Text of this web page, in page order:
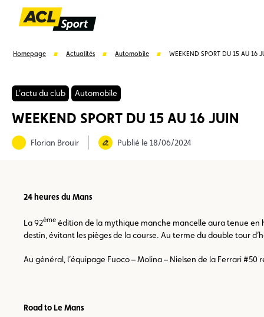
Suggestions
Homepage Actualités Automobile WEEKEND SPORT DU 15 AU 16
L'actu du club Automobile
WEEKEND SPORT DU 15 AU 16 JUIN
Florian Brouir Publié le 18/06/2024
24 heures du Mans
La 92ème édition de la mythique manche mancelle aura tenue en
destin, évitant les pièges de la course. Au terme du double tour
Au général, l’équipage Fuoco – Molina – Nielsen de la Ferrari
Road to Le Mans